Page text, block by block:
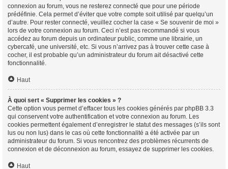
connexion au forum, vous ne resterez connecté que pour une période
prédéfinie. Cela permet d’éviter que votre compte soit utilisé par quelqu’un
d’autre. Pour rester connecté, veuillez cocher la case « Se souvenir de moi »
lors de votre connexion au forum. Ceci n’est pas recommandé si vous
accédez au forum depuis un ordinateur public, comme une librairie, un
cybercafé, une université, etc. Si vous n’arrivez pas à trouver cette case à
cocher, il est probable qu’un administrateur du forum ait désactivé cette
fonctionnalité.
Haut
À quoi sert « Supprimer les cookies » ?
Cette option vous permet d’effacer tous les cookies générés par phpBB 3.3
qui conservent votre authentification et votre connexion au forum. Les
cookies permettent également d’enregistrer le statut des messages (s’ils sont
lus ou non lus) dans le cas où cette fonctionnalité a été activée par un
administrateur du forum. Si vous rencontrez des problèmes récurrents de
connexion et de déconnexion au forum, essayez de supprimer les cookies.
Haut